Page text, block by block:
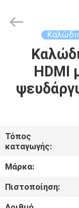
ΣΠΊΤΙ
ΠΡΟΪΌΝΤΑ
ΠΕΡΊΠΟΥ
ΕΜΕΊΣ
ΓΎΡΟΣ
Cable
Industry
HDMI
Τόπος
καταγωγής:
Μάρκα:
Πιστοποίηση: